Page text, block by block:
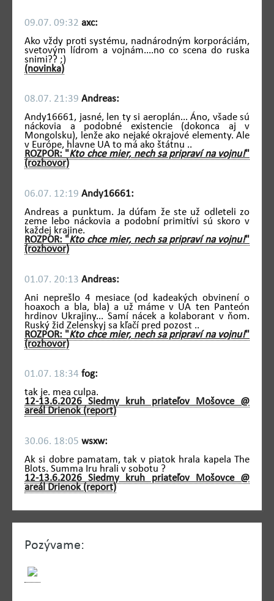
09.07. 09:32 axc:
Ako vždy proti systému, nadnárodným korporáciám,
svetovým lídrom a vojnám....no co scena do ruska
snimi?? ;)
(novinka)
08.07. 21:39 Andreas:
Andy16661, jasné, len ty si aeroplán... Áno, všade sú
náckovia a podobné existencie (dokonca aj v
Mongolsku), lenže ako nejaké okrajové elementy. Ale
v Európe, hlavne UA to má ako štátnu ..
ROZPOR: "Kto chce mier, nech sa pripraví na vojnu!"
(rozhovor)
06.07. 12:19 Andy16661:
Andreas a punktum. Ja dúfam že ste už odleteli zo
zeme lebo náckovia a podobní primitívi sú skoro v
každej krajine.
ROZPOR: "Kto chce mier, nech sa pripraví na vojnu!"
(rozhovor)
01.07. 20:13 Andreas:
Ani neprešlo 4 mesiace (od kadeakých obvinení o
hoaxoch a bla, bla) a už máme v UA ten Panteón
hrdinov Ukrajiny... Samí nácek a kolaborant v ňom.
Ruský žid Zelenskyj sa kľačí pred pozost ..
ROZPOR: "Kto chce mier, nech sa pripraví na vojnu!"
(rozhovor)
01.07. 18:34 fog:
tak je. mea culpa.
12-13.6.2026 Siedmy kruh priateľov Mošovce @
areál Drienok (report)
30.06. 18:05 wsxw:
Ak si dobre pamatam, tak v piatok hrala kapela The
Blots. Summa Iru hrali v sobotu ?
12-13.6.2026 Siedmy kruh priateľov Mošovce @
areál Drienok (report)
Pozývame: